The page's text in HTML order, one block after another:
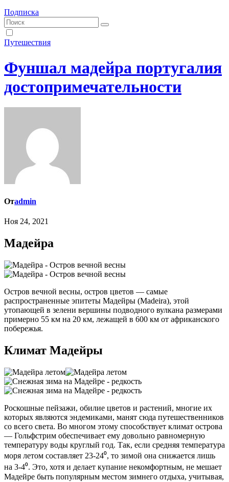
Подписка
Путешествия
Фуншал мадейра португалия
достопримечательности
Отadmin
Ноя 24, 2021
Мадейра
Остров вечной весны, остров цветов — самые
распространенные эпитеты Мадейры (Madeira), этой
утопающей в зелени вершины подводного вулкана размерами
примерно 55 км на 20 км, лежащей в 600 км от африканского
побережья.
Климат Мадейры
Роскошные пейзажи, обилие цветов и растений, многие их
которых являются эндемиками, манят сюда путешественников
со всего света. Во многом этому способствует климат острова
— Гольфстрим обеспечивает ему довольно равномерную
температуру воды круглый год. Так, если средняя температура
моря летом составляет 23-24⁰, то зимой она снижается лишь
на 3-4⁰. Это, хотя и делает купание некомфортным, не мешает
Мадейре быть популярным местом зимнего отдыха, учитывая,